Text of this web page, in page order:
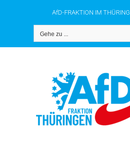
AfD-FRAKTION IM
Gehe zu ...